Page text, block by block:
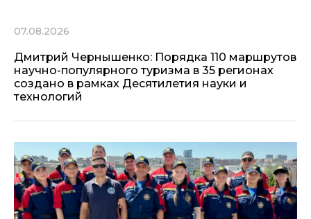
07.08.2026
Дмитрий Чернышенко: Порядка 110 маршрутов
научно-популярного туризма в 35 регионах
создано в рамках Десятилетия науки и
технологий